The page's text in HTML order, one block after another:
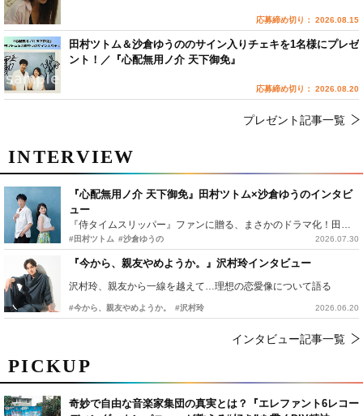
PICKUP
奇妙で自由な音楽家集団の真実とは？『エレファント6レコー
INTERVIEW
『心配無用ノ介 天下御免』田村ツトム×沙倉ゆうのインタビ
ュー
『侍タイムスリッパー』ファンに贈る、まさかのドラマ化！田村ツトム×沙倉ゆうのが語る『心配無用ノ介』撮影秘話
#田村ツトム #沙倉ゆうの 2026.07.30
『今から、親友やめようか。』沢村玲インタビュー
沢村玲、親友から一線を越えて…理想の恋愛像について語る
#今から、親友やめようか。 #沢村玲 2026.06.20
インタビュー記事一覧
応募締め切り： 2026.08.15
田村ツトム＆沙倉ゆうののサイン入りチェキを1名様にプレゼ
ント！／『心配無用ノ介 天下御免』
応募締め切り： 2026.08.20
プレゼント記事一覧